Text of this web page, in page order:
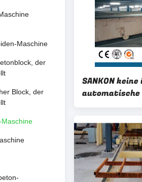
Maschine
der
Block, der
SANKON
automatische
Ziegelstein-